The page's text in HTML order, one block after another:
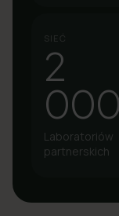
SIEĆ
2
Laboratoriów
partnerskich